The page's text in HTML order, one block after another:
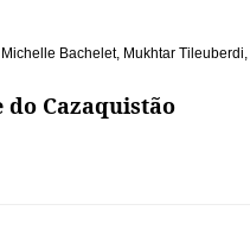
Michelle Bachelet, Mukhtar Tileuberdi,
do Cazaquistão